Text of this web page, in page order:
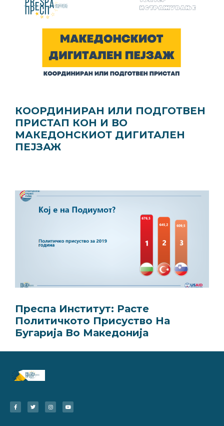
КООРДИНИРАН ИЛИ ПОДГОТВЕН
ПРИСТАП КОН И ВО
МАКЕДОНСКИОТ ДИГИТАЛЕН
ПЕЈЗАЖ
Преспа Институт: Расте
Политичкото Присуство На
Бугарија Во Македонија